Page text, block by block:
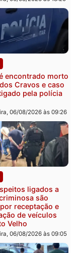
Dias Tofolli , do
determina
da
pode levar à perda
da prefeita de
Bueno
feira, 06/08/2026 às
é encontrado
dos Cravos e
pela
feira, 06/08/2026 às